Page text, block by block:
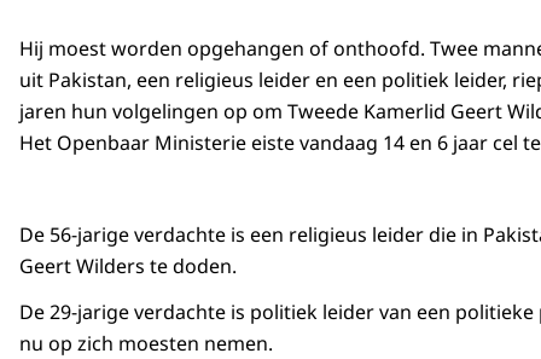
Hij moest worden opgehangen of onthoofd. Twee
uit Pakistan, een religieus leider en een politiek leider,
jaren hun volgelingen op om Tweede Kamerlid Geert
Het Openbaar Ministerie eiste vandaag 14 en 6 jaar cel
De 56-jarige verdachte is een religieus leider die in
Geert Wilders te doden.
De 29-jarige verdachte is politiek leider van een
nu op zich moesten nemen.